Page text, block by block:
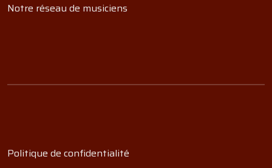
Notre réseau de musiciens
Politique de confidentialité